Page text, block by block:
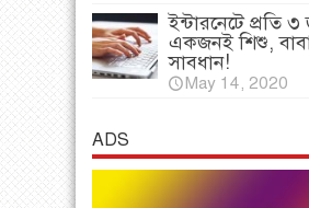
ইন্টারনেটে প্রতি
একজনই শিশু,
সাবধান!
May 14, 2020
ADS